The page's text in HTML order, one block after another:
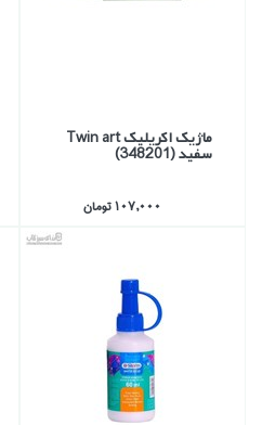
ماژيك اكريليك Twin art
سفيد (348201)
107,000 تومان